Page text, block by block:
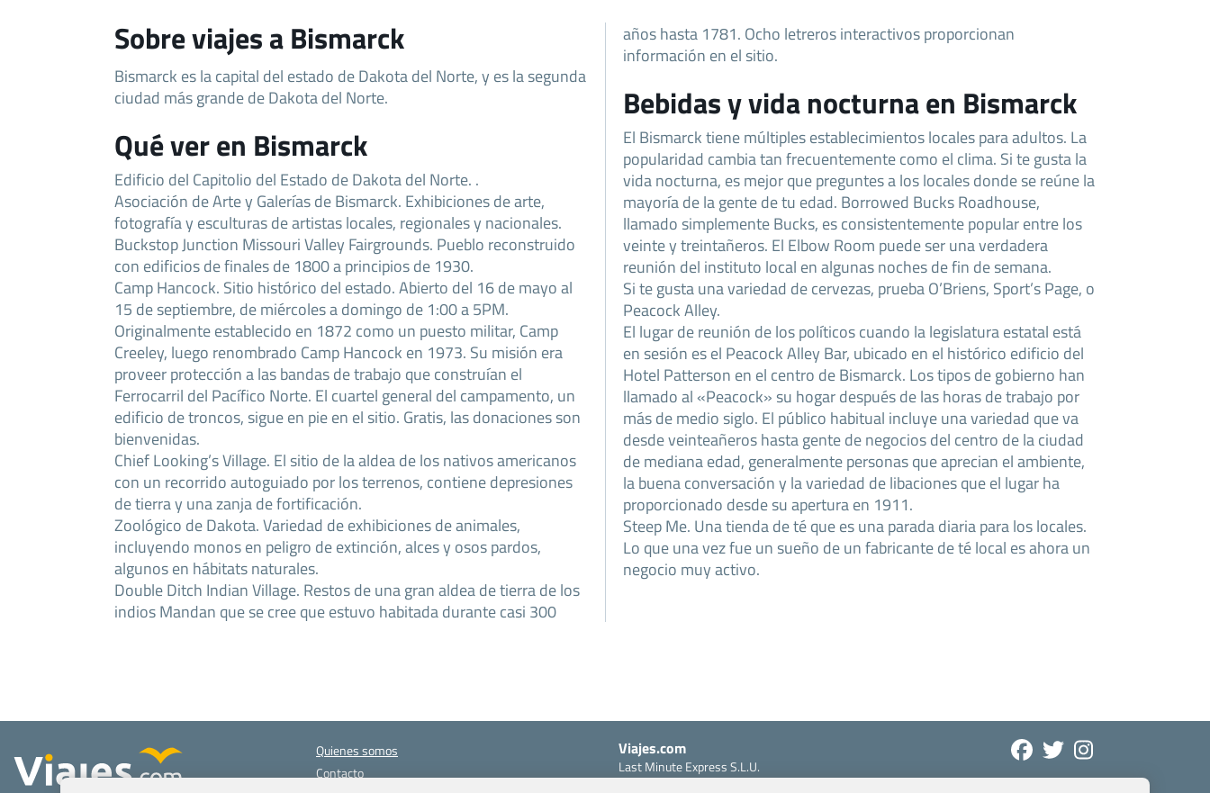
Sobre viajes a Bismarck
Bismarck es la capital del estado de Dakota del Norte, y es la segunda
ciudad más grande de Dakota del Norte.
Qué ver en Bismarck
Edificio del Capitolio del Estado de Dakota del Norte. .
Asociación de Arte y Galerías de Bismarck. Exhibiciones de arte,
fotografía y esculturas de artistas locales, regionales y nacionales.
Buckstop Junction Missouri Valley Fairgrounds. Pueblo reconstruido
con edificios de finales de 1800 a principios de 1930.
Camp Hancock. Sitio histórico del estado. Abierto del 16 de mayo al
15 de septiembre, de miércoles a domingo de 1:00 a 5PM.
Originalmente establecido en 1872 como un puesto militar, Camp
Creeley, luego renombrado Camp Hancock en 1973. Su misión era
proveer protección a las bandas de trabajo que construían el
Ferrocarril del Pacífico Norte. El cuartel general del campamento, un
edificio de troncos, sigue en pie en el sitio. Gratis, las donaciones son
bienvenidas.
Chief Looking’s Village. El sitio de la aldea de los nativos americanos
con un recorrido autoguiado por los terrenos, contiene depresiones
de tierra y una zanja de fortificación.
Zoológico de Dakota. Variedad de exhibiciones de animales,
incluyendo monos en peligro de extinción, alces y osos pardos,
algunos en hábitats naturales.
Double Ditch Indian Village. Restos de una gran aldea de tierra de los
indios Mandan que se cree que estuvo habitada durante casi 300
años hasta 1781. Ocho letreros interactivos proporcionan
información en el sitio.
Bebidas y vida nocturna en Bismarck
El Bismarck tiene múltiples establecimientos locales para adultos. La
popularidad cambia tan frecuentemente como el clima. Si te gusta la
vida nocturna, es mejor que preguntes a los locales donde se reúne la
mayoría de la gente de tu edad. Borrowed Bucks Roadhouse,
llamado simplemente Bucks, es consistentemente popular entre los
veinte y treintañeros. El Elbow Room puede ser una verdadera
reunión del instituto local en algunas noches de fin de semana.
Si te gusta una variedad de cervezas, prueba O’Briens, Sport’s Page, o
Peacock Alley.
El lugar de reunión de los políticos cuando la legislatura estatal está
en sesión es el Peacock Alley Bar, ubicado en el histórico edificio del
Hotel Patterson en el centro de Bismarck. Los tipos de gobierno han
llamado al «Peacock» su hogar después de las horas de trabajo por
más de medio siglo. El público habitual incluye una variedad que va
desde veinteañeros hasta gente de negocios del centro de la ciudad
de mediana edad, generalmente personas que aprecian el ambiente,
la buena conversación y la variedad de libaciones que el lugar ha
proporcionado desde su apertura en 1911.
Steep Me. Una tienda de té que es una parada diaria para los locales.
Lo que una vez fue un sueño de un fabricante de té local es ahora un
negocio muy activo.
Quienes somos
Contacto
Viajes.com
Last Minute Express S.L.U.